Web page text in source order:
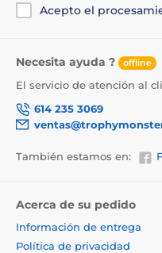
Acepto el
Necesita ayuda ? offline
El servicio de atención al
614 235 3069
También estamos en:
Acerca de su pedido
Información de entrega
Política de privacidad